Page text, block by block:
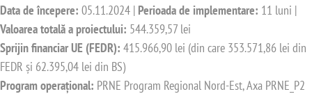
Data de începere: 05.11.2024 | Perioada de implementare: 11 luni |
Valoarea totală a proiectului: 544.359,57 lei
Sprijin financiar UE (FEDR): 415.966,90 lei (din care 353.571,86 lei din
FEDR și 62.395,04 lei din BS)
Program operațional: PRNE Program Regional Nord-Est, Axa PRNE_P2